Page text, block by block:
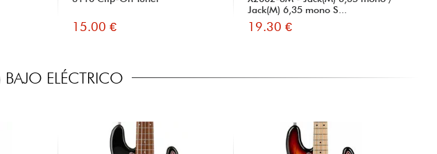
15.00 €
Jack(M) 6,35 mono S...
19.30 €
ELÉCTRICO